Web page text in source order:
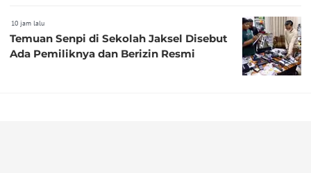
10 jam lalu
Temuan Senpi di Sekolah Jaksel Disebut
Ada Pemiliknya dan Berizin Resmi